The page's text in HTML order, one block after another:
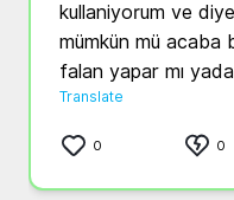
kullaniyorum ve
mümkün mü acaba
falan yapar mı
Translate
0 0